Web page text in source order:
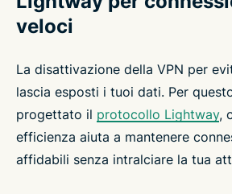
veloci
La disattivazione della VPN per
lascia esposti i tuoi dati. Per
progettato il protocollo Lightway,
efficienza aiuta a mantenere
affidabili senza intralciare la tua